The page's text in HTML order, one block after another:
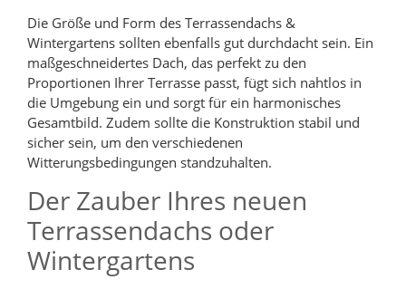
Die Größe und Form des Terrassendachs &
Wintergartens sollten ebenfalls gut durchdacht sein. Ein
maßgeschneidertes Dach, das perfekt zu den
Proportionen Ihrer Terrasse passt, fügt sich nahtlos in
die Umgebung ein und sorgt für ein harmonisches
Gesamtbild. Zudem sollte die Konstruktion stabil und
sicher sein, um den verschiedenen
Witterungsbedingungen standzuhalten.
Der Zauber Ihres neuen
Terrassendachs oder
Wintergartens